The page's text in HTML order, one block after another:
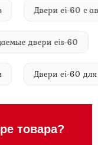
Двери ei-60
двери eis-60
Двери ei-60
товара?